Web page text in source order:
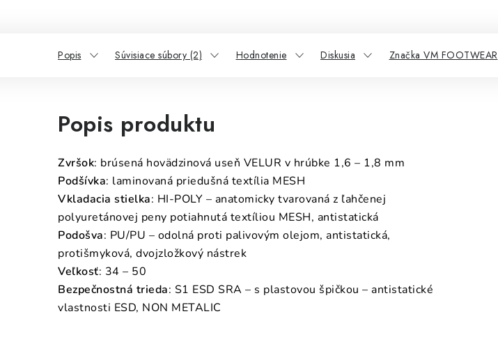
Popis Súvisiace súbory (2) Hodnotenie Diskusia Značka VM FOOTWEAR
Popis produktu
Zvršok: brúsená hovädzinová useň VELUR v hrúbke 1,6 – 1,8 mm
Podšívka: laminovaná priedušná textília MESH
Vkladacia stielka: HI-POLY – anatomicky tvarovaná z ľahčenej
polyuretánovej peny potiahnutá textíliou MESH, antistatická
Podošva: PU/PU – odolná proti palivovým olejom, antistatická,
protišmyková, dvojzložkový nástrek
Veľkosť: 34 – 50
Bezpečnostná trieda: S1 ESD SRA – s plastovou špičkou – antistatické
vlastnosti ESD, NON METALIC